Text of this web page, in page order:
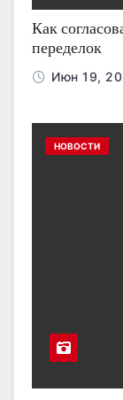
Как
переделок
Июн 19,
НОВОСТИ